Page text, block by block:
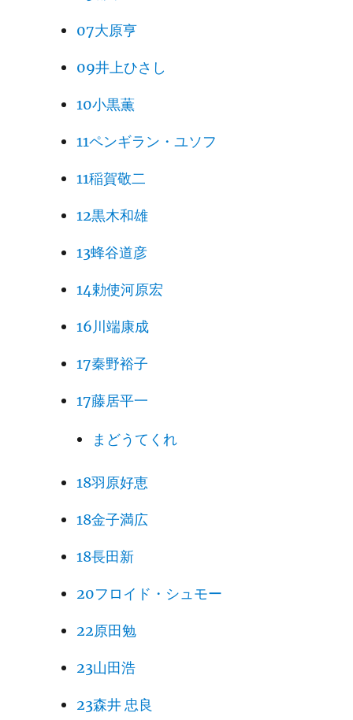
07大原亨
09井上ひさし
10小黒薫
11ペンギラン・ユソフ
11稲賀敬二
12黒木和雄
13蜂谷道彦
14勅使河原宏
16川端康成
17秦野裕子
17藤居平一
まどうてくれ
18羽原好恵
18金子満広
18長田新
20フロイド・シュモー
22原田勉
23山田浩
23森井 忠良